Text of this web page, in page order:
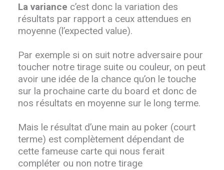
La variance c’est donc la variation des
résultats par rapport a ceux attendues en
moyenne (l’expected value).
Par exemple si on suit notre adversaire pour
toucher notre tirage suite ou couleur, on peut
avoir une idée de la chance qu’on le touche
sur la prochaine carte du board et donc de
nos résultats en moyenne sur le long terme.
Mais le résultat d’une main au poker (court
terme) est complètement dépendant de
cette fameuse carte qui nous ferait
compléter ou non notre tirage